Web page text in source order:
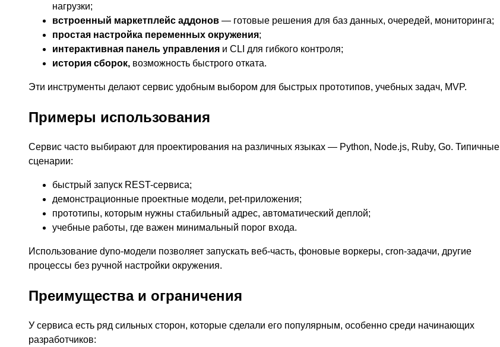
нагрузки;
встроенный маркетплейс аддонов — готовые решения для баз данных, очередей, мониторинга;
простая настройка переменных окружения;
интерактивная панель управления и CLI для гибкого контроля;
история сборок, возможность быстрого отката.
Эти инструменты делают сервис удобным выбором для быстрых прототипов, учебных задач, MVP.
Примеры использования
Сервис часто выбирают для проектирования на различных языках — Python, Node.js, Ruby, Go. Типичные
сценарии:
быстрый запуск REST-сервиса;
демонстрационные проектные модели, pet-приложения;
прототипы, которым нужны стабильный адрес, автоматический деплой;
учебные работы, где важен минимальный порог входа.
Использование dyno-модели позволяет запускать веб-часть, фоновые воркеры, cron-задачи, другие
процессы без ручной настройки окружения.
Преимущества и ограничения
У сервиса есть ряд сильных сторон, которые сделали его популярным, особенно среди начинающих
разработчиков: